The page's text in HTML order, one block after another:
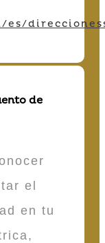
de
el
en tu